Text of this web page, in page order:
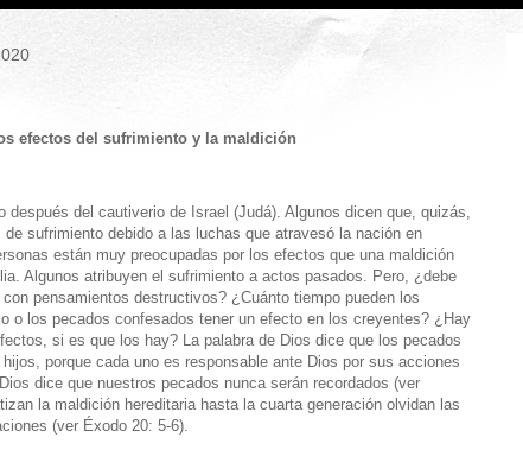
efectos del sufrimiento y la maldición
del cautiverio de Israel (Judá). Algunos dicen que, quizás,
sufrimiento debido a las luchas que atravesó la nación en
están muy preocupadas por los efectos que una maldición
Algunos atribuyen el sufrimiento a actos pasados. Pero, ¿debe
pensamientos destructivos? ¿Cuánto tiempo pueden los
o los pecados confesados tener un efecto en los creyentes? ¿Hay
si es que los hay? La palabra de Dios dice que los pecados
porque cada uno es responsable ante Dios por sus acciones
dice que nuestros pecados nunca serán recordados (ver
la maldición hereditaria hasta la cuarta generación olvidan las
(ver Éxodo 20: 5-6).